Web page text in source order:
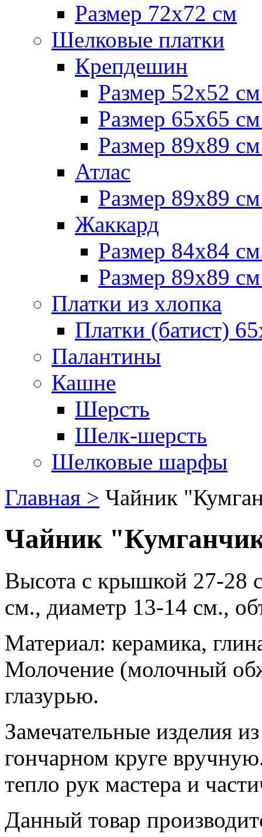
Размер 72x72 см
Шелковые платки
Крепдешин
Размер 52х52
Размер 65х65
Размер 89х89
Атлас
Размер 89х89
Жаккард
Размер 84х84
Размер 89х89
Платки из хлопка
Платки (батист)
Палантины
Кашне
Шерсть
Шелк-шерсть
Шелковые шарфы
Главная > Чайник
Чайник
Высота с крышкой 27-28
см., диаметр 13-14 см.,
Материал: керамика,
Молочение (молочный
глазурью.
Замечательные изделия
гончарном круге
тепло рук мастера и
Данный товар